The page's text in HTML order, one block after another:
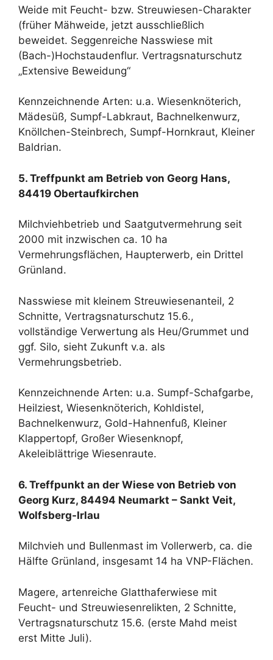
Weide mit Feucht- bzw. Streuwiesen-Charakter
(früher Mähweide, jetzt ausschließlich
beweidet. Seggenreiche Nasswiese mit
(Bach-)Hochstaudenflur. Vertragsnaturschutz
„Extensive Beweidung“
Kennzeichnende Arten: u.a. Wiesenknöterich,
Mädesüß, Sumpf-Labkraut, Bachnelkenwurz,
Knöllchen-Steinbrech, Sumpf-Hornkraut, Kleiner
Baldrian.
5. Treffpunkt am Betrieb von Georg Hans,
84419 Obertaufkirchen
Milchviehbetrieb und Saatgutvermehrung seit
2000 mit inzwischen ca. 10 ha
Vermehrungsflächen, Haupterwerb, ein Drittel
Grünland.
Nasswiese mit kleinem Streuwiesenanteil, 2
Schnitte, Vertragsnaturschutz 15.6.,
vollständige Verwertung als Heu/Grummet und
ggf. Silo, sieht Zukunft v.a. als
Vermehrungsbetrieb.
Kennzeichnende Arten: u.a. Sumpf-Schafgarbe,
Heilziest, Wiesenknöterich, Kohldistel,
Bachnelkenwurz, Gold-Hahnenfuß, Kleiner
Klappertopf, Großer Wiesenknopf,
Akeleiblättrige Wiesenraute.
6. Treffpunkt an der Wiese von Betrieb von
Georg Kurz, 84494 Neumarkt – Sankt Veit,
Wolfsberg-Irlau
Milchvieh und Bullenmast im Vollerwerb, ca. die
Hälfte Grünland, insgesamt 14 ha VNP-Flächen.
Magere, artenreiche Glatthaferwiese mit
Feucht- und Streuwiesenrelikten, 2 Schnitte,
Vertragsnaturschutz 15.6. (erste Mahd meist
erst Mitte Juli).